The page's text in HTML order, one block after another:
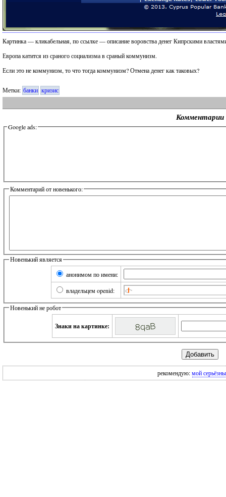
Картинка — кликабельная, по ссылке — описание воровства денег Кипрскими
Европа катится из сраного социализма в сраный коммунизм.
Если это не коммунизм, то что тогда коммунизм? Отмена денег как таковых?
Метки: банки кризис
Комментарии
Google ads:
Комментарий от новенького:
Новенький является
анонимом по имени:
владельцем openid:
Новенький не робот
Знаки на картинке:
рекомендую:мой